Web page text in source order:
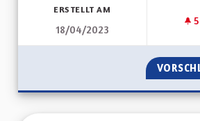
ERSTELLT AM
18/04/2023